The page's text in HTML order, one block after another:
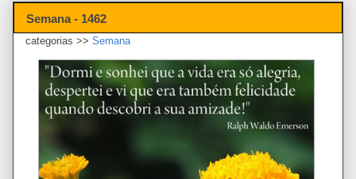
Semana - 1462
categorias >> Semana